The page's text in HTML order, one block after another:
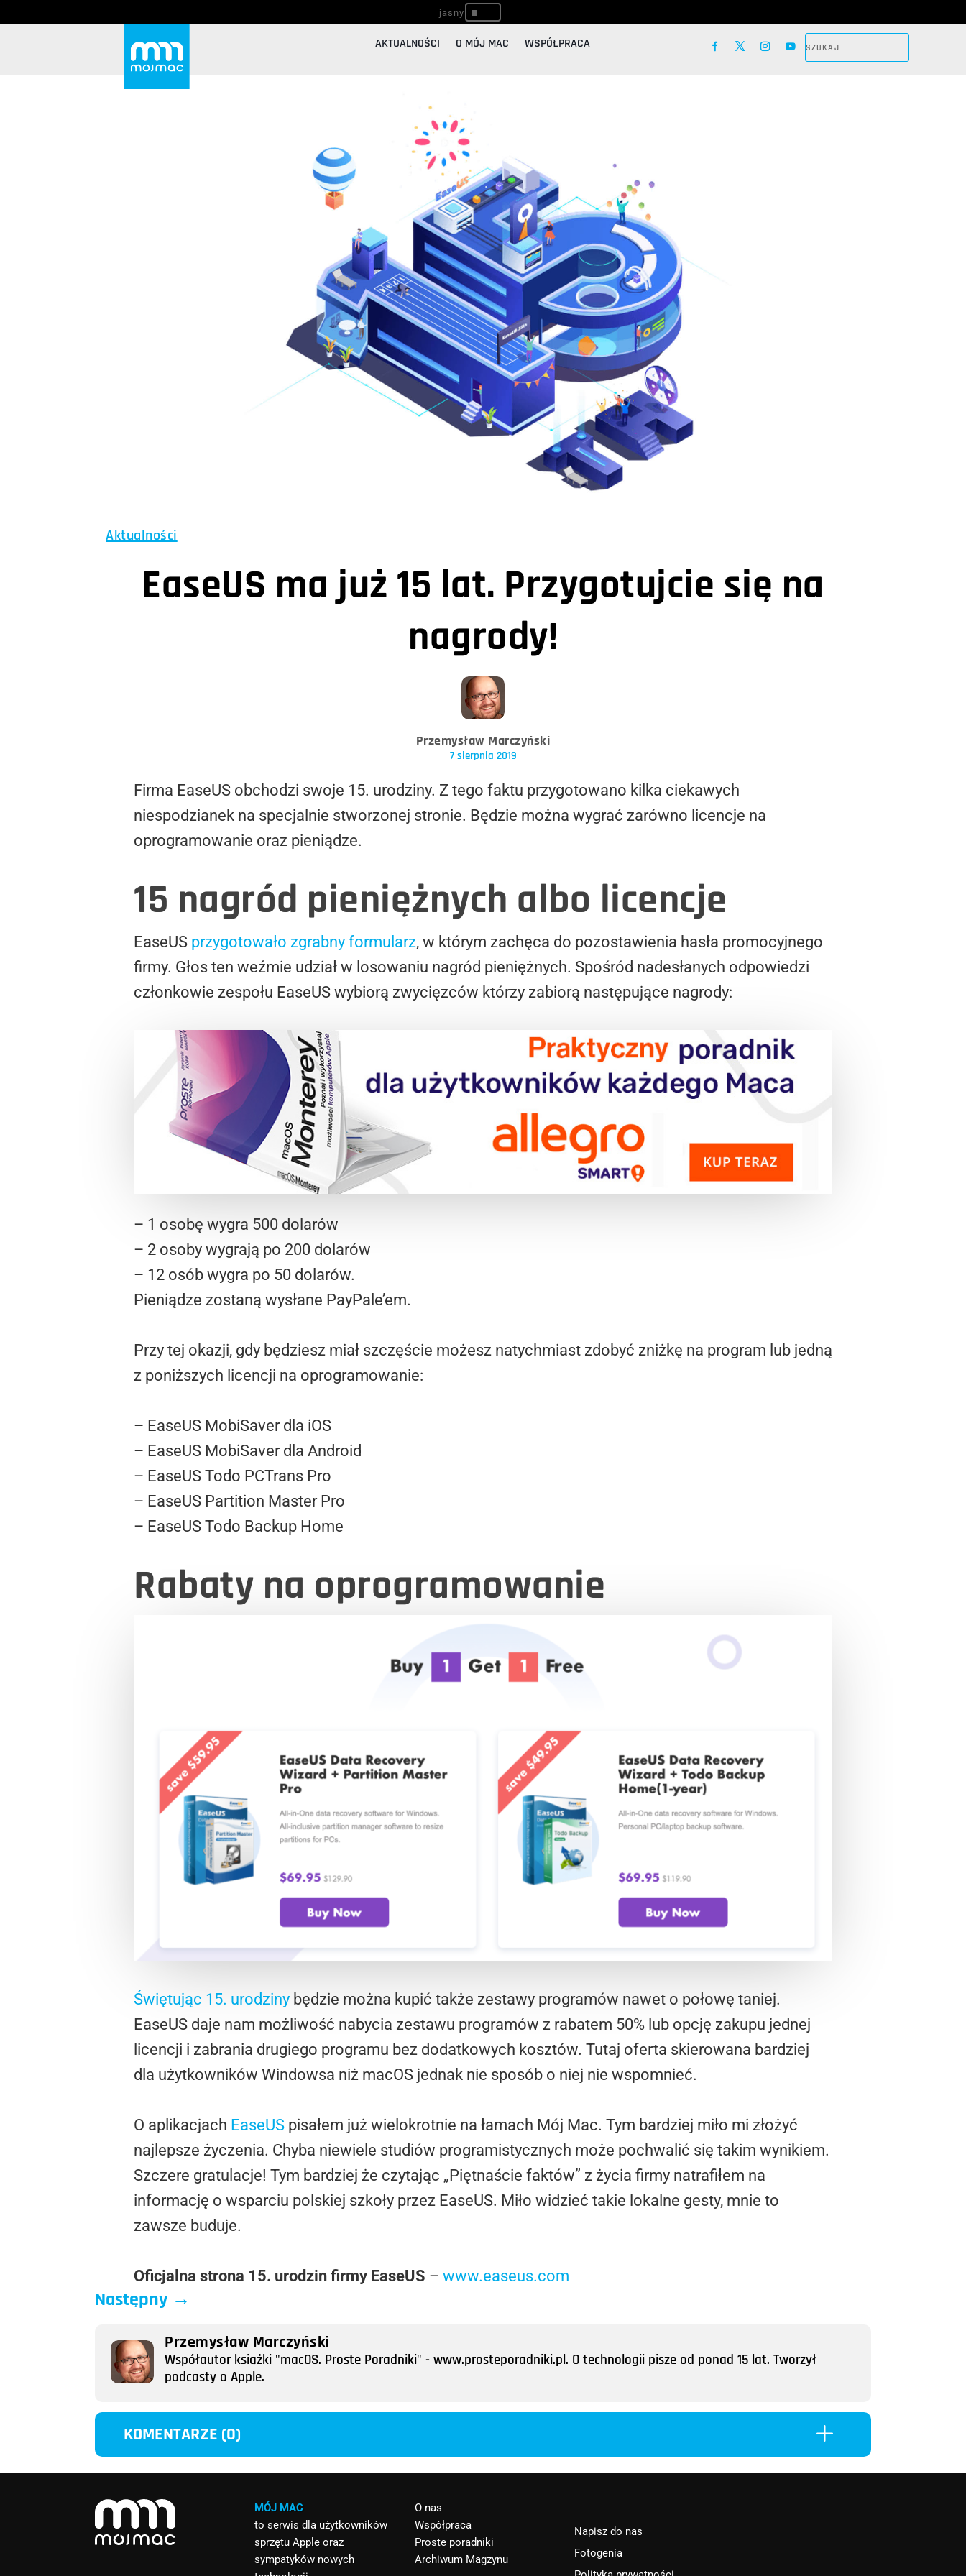
^
AKTUALNOŚCI O MÓJ MAC WSPÓŁPRACA
Aktualności
EaseUS ma już 15 lat. Przygotujcie się na
nagrody!
Przemysław Marczyński
7 sierpnia 2019
Firma EaseUS obchodzi swoje 15. urodziny. Z tego faktu przygotowano kilka ciekawych
niespodzianek na specjalnie stworzonej stronie. Będzie można wygrać zarówno licencje na
oprogramowanie oraz pieniądze.
15 nagród pieniężnych albo licencje
EaseUS przygotowało zgrabny formularz, w którym zachęca do pozostawienia hasła promocyjnego
firmy. Głos ten weźmie udział w losowaniu nagród pieniężnych. Spośród nadesłanych odpowiedzi
członkowie zespołu EaseUS wybiorą zwycięzców którzy zabiorą następujące nagrody:
– 1 osobę wygra 500 dolarów
– 2 osoby wygrają po 200 dolarów
– 12 osób wygra po 50 dolarów.
Pieniądze zostaną wysłane PayPale’em.
Przy tej okazji, gdy będziesz miał szczęście możesz natychmiast zdobyć zniżkę na program lub jedną
z poniższych licencji na oprogramowanie:
– EaseUS MobiSaver dla iOS
– EaseUS MobiSaver dla Android
– EaseUS Todo PCTrans Pro
– EaseUS Partition Master Pro
– EaseUS Todo Backup Home
Rabaty na oprogramowanie
Świętując 15. urodziny będzie można kupić także zestawy programów nawet o połowę taniej.
EaseUS daje nam możliwość nabycia zestawu programów z rabatem 50% lub opcję zakupu jednej
licencji i zabrania drugiego programu bez dodatkowych kosztów. Tutaj oferta skierowana bardziej
dla użytkowników Windowsa niż macOS jednak nie sposób o niej nie wspomnieć.
O aplikacjach EaseUS pisałem już wielokrotnie na łamach Mój Mac. Tym bardziej miło mi złożyć
najlepsze życzenia. Chyba niewiele studiów programistycznych może pochwalić się takim wynikiem.
Szczere gratulacje! Tym bardziej że czytając „Piętnaście faktów” z życia firmy natrafiłem na
informację o wsparciu polskiej szkoły przez EaseUS. Miło widzieć takie lokalne gesty, mnie to
zawsze buduje.
Oficjalna strona 15. urodzin firmy EaseUS – www.easeus.com
Następny →
Przemysław Marczyński
Współautor książki "macOS. Proste Poradniki" - www.prosteporadniki.pl. O technologii pisze od ponad 15 lat. Tworzył
podcasty o Apple.
KOMENTARZE (0) L
MÓJ MAC
to serwis dla użytkowników
sprzętu Apple oraz
sympatyków nowych
O nas
Współpraca
Proste poradniki
Archiwum Magzynu
Napisz do nas
Fotogenia